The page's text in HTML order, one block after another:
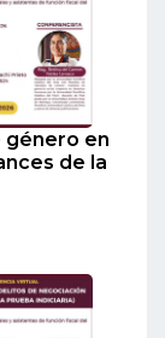
género en
de la